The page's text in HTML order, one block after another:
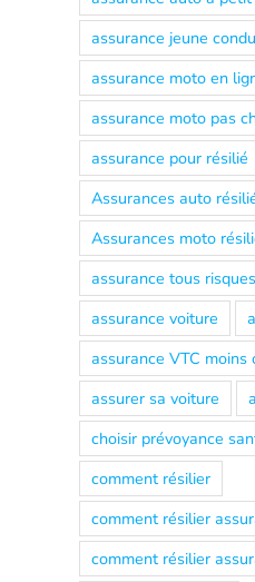
assurance jeune
assurance moto en
assurance moto pas
assurance pour résilié
Assurances auto
Assurances moto
assurance tous risques
assurance voiture
assurance VTC moins
assurer sa voiture
choisir prévoyance
comment résilier
comment résilier
comment résilier